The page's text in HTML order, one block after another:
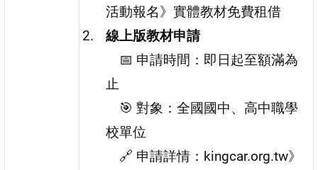
活動報名》實體教材免費租借
線上版教材申請
📅 申請時間：即日起至額滿為
止
🎯 對象：全國國中、高中職學
校單位
🔗 申請詳情：kingcar.org.tw》